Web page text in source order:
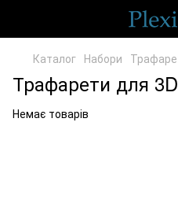
Каталог Набори
Трафарети для
Немає товарів